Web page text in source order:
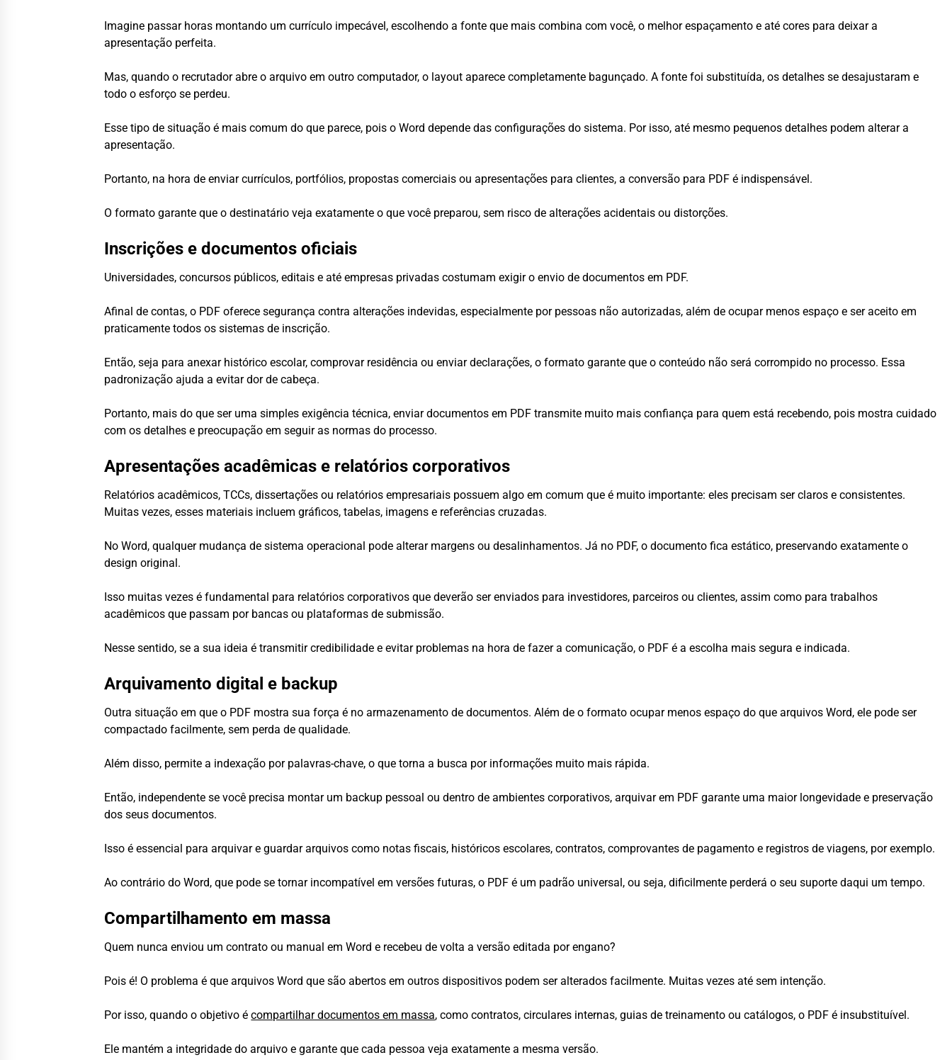
Imagine passar horas montando um currículo impecável, escolhendo a fonte que mais combina com você, o melhor espaçamento e até cores para deixar a
apresentação perfeita.
Mas, quando o recrutador abre o arquivo em outro computador, o layout aparece completamente bagunçado. A fonte foi substituída, os detalhes se desajustaram e
todo o esforço se perdeu.
Esse tipo de situação é mais comum do que parece, pois o Word depende das configurações do sistema. Por isso, até mesmo pequenos detalhes podem alterar a
apresentação.
Portanto, na hora de enviar currículos, portfólios, propostas comerciais ou apresentações para clientes, a conversão para PDF é indispensável.
O formato garante que o destinatário veja exatamente o que você preparou, sem risco de alterações acidentais ou distorções.
Inscrições e documentos oficiais
Universidades, concursos públicos, editais e até empresas privadas costumam exigir o envio de documentos em PDF.
Afinal de contas, o PDF oferece segurança contra alterações indevidas, especialmente por pessoas não autorizadas, além de ocupar menos espaço e ser aceito em
praticamente todos os sistemas de inscrição.
Então, seja para anexar histórico escolar, comprovar residência ou enviar declarações, o formato garante que o conteúdo não será corrompido no processo. Essa
padronização ajuda a evitar dor de cabeça.
Portanto, mais do que ser uma simples exigência técnica, enviar documentos em PDF transmite muito mais confiança para quem está recebendo, pois mostra cuidado
com os detalhes e preocupação em seguir as normas do processo.
Apresentações acadêmicas e relatórios corporativos
Relatórios acadêmicos, TCCs, dissertações ou relatórios empresariais possuem algo em comum que é muito importante: eles precisam ser claros e consistentes.
Muitas vezes, esses materiais incluem gráficos, tabelas, imagens e referências cruzadas.
No Word, qualquer mudança de sistema operacional pode alterar margens ou desalinhamentos. Já no PDF, o documento fica estático, preservando exatamente o
design original.
Isso muitas vezes é fundamental para relatórios corporativos que deverão ser enviados para investidores, parceiros ou clientes, assim como para trabalhos
acadêmicos que passam por bancas ou plataformas de submissão.
Nesse sentido, se a sua ideia é transmitir credibilidade e evitar problemas na hora de fazer a comunicação, o PDF é a escolha mais segura e indicada.
Arquivamento digital e backup
Outra situação em que o PDF mostra sua força é no armazenamento de documentos. Além de o formato ocupar menos espaço do que arquivos Word, ele pode ser
compactado facilmente, sem perda de qualidade.
Além disso, permite a indexação por palavras-chave, o que torna a busca por informações muito mais rápida.
Então, independente se você precisa montar um backup pessoal ou dentro de ambientes corporativos, arquivar em PDF garante uma maior longevidade e preservação
dos seus documentos.
Isso é essencial para arquivar e guardar arquivos como notas fiscais, históricos escolares, contratos, comprovantes de pagamento e registros de viagens, por exemplo.
Ao contrário do Word, que pode se tornar incompatível em versões futuras, o PDF é um padrão universal, ou seja, dificilmente perderá o seu suporte daqui um tempo.
Compartilhamento em massa
Quem nunca enviou um contrato ou manual em Word e recebeu de volta a versão editada por engano?
Pois é! O problema é que arquivos Word que são abertos em outros dispositivos podem ser alterados facilmente. Muitas vezes até sem intenção.
Por isso, quando o objetivo écompartilhar documentos em massa, como contratos, circulares internas, guias de treinamento ou catálogos, o PDF é insubstituível.
Ele mantém a integridade do arquivo e garante que cada pessoa veja exatamente a mesma versão.